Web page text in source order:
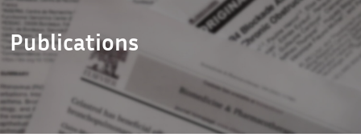
Publications